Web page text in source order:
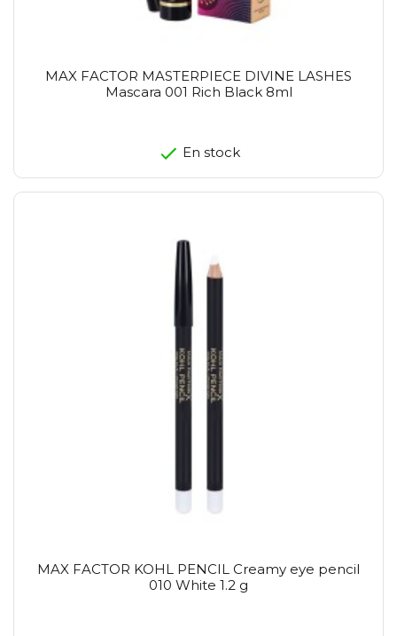
MAX FACTOR MASTERPIECE DIVINE LASHES
Mascara 001 Rich Black 8ml
En stock
MAX FACTOR KOHL PENCIL Creamy eye pencil
010 White 1.2 g